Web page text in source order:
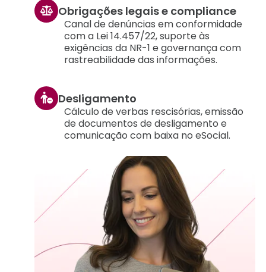
Obrigações legais e compliance
Canal de denúncias em conformidade
com a Lei 14.457/22, suporte às
exigências da NR-1 e governança com
rastreabilidade das informações.
Desligamento
Cálculo de verbas rescisórias, emissão
de documentos de desligamento e
comunicação com baixa no eSocial.